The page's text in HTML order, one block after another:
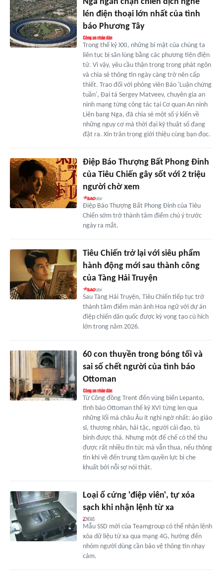
Nga ngăn chặn chiến dịch nghe
lén điện thoại lớn nhất của tình
báo Phương Tây
Trong thế kỷ XXI, những bí mật của chúng ta
liên tục bị săn lùng bằng các phương tiện điện
tử. Vì vậy, yêu cầu thận trọng trong phát ngôn
và chia sẻ thông tin ngày càng trở nên cấp
thiết. Trao đổi với phóng viên Báo 'Luận chứng
tuần', Đại tá Sergey Matveev, chuyên gia an
ninh mạng từng công tác tại Cơ quan An ninh
Liên bang Nga, đã chia sẻ một số ý kiến về
những nguy cơ mà thời đại kỹ thuật số đang
đặt ra. Xin trân trọng giới thiệu cùng bạn đọc.
Điệp Báo Thượng Bất Phong Đỉnh
của Tiêu Chiến gây sốt với 2 triệu
người chờ xem
Điệp Báo Thượng Bất Phong Đỉnh của Tiêu
Chiến sớm trở thành tâm điểm chú ý trước
ngày ra mắt.
Tiêu Chiến trở lại với siêu phẩm
hành động mới sau thành công
của Tàng Hải Truyện
Sau Tàng Hải Truyện, Tiêu Chiến tiếp tục trở
thành tâm điểm màn ảnh Hoa ngữ với dự án
điệp chiến dân quốc được kỳ vọng tạo cú hích
lớn trong năm 2026.
60 con thuyền trong bóng tối và
sai số chết người của tình báo
Ottoman
Từ Công đồng Trent đến vùng biển Lepanto,
tình báo Ottoman thế kỷ XVI từng len qua
những lối mà châu Âu ít nghi ngờ nhất: áo giáo
sĩ, thương nhân, hải tặc, người cải đạo, tù
binh được thả. Nhưng một đế chế có thể thu
được rất nhiều tin tức mà vẫn thua, nếu thông
tin khi về đến trung tâm quyền lực bị che
khuất bởi nỗi sợ nói thật.
Loại ổ cứng 'điệp viên', tự xóa
sạch khi nhận lệnh từ xa
Mẫu SSD mới của Teamgroup có thể nhận lệnh
xóa dữ liệu từ xa qua mạng 4G, hướng đến
nhóm người dùng cần bảo vệ thông tin nhạy
cảm.